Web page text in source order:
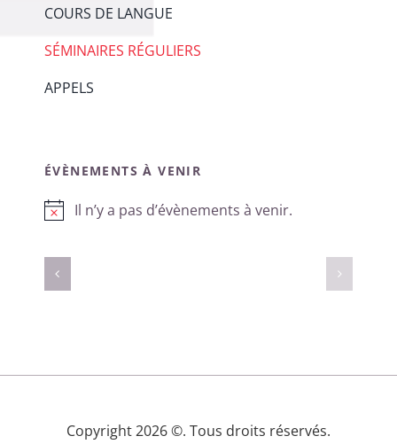
COURS DE LANGUE
SÉMINAIRES RÉGULIERS
APPELS
ÉVÈNEMENTS À VENIR
Notice
Il n’y a pas d’évènements à venir.
Copyright 2026 ©. Tous droits réservés.